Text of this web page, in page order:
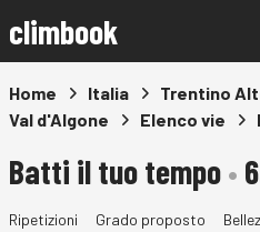
climbook
Home Italia Trentino
Val d'Algone
Elenco vie
Batti il tuo tempo•
Ripetizioni Grado proposto